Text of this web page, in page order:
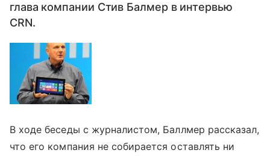
глава компании Стив Балмер в интервью
CRN.
В ходе беседы с журналистом, Баллмер рассказал,
что его компания не собирается оставлять ни